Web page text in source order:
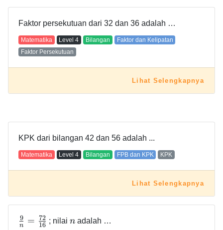
Faktor persekutuan dari 32 dan 36 adalah …
Matematika Level 4 Bilangan
Faktor dan Kelipatan
Faktor Persekutuan
Lihat Selengkapnya
KPK dari bilangan 42 dan 56 adalah ...
Matematika Level 4 Bilangan FPB dan KPK KPK
Lihat Selengkapnya
n
9 = 16
72 ; nilai n adalah …